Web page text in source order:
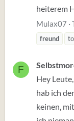
heiterem
Mulax07
freund
F
Hey
hab ich
keinen,